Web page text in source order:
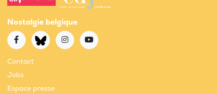
Nostalgie belgique
Contact
Jobs
Espace presse